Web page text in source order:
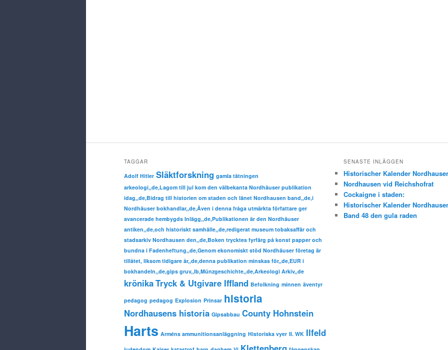
TAGGAR
Adolf Hitler Släktforskning gamla tätningen
arkeologi,,de,Lagom till jul kom den välbekanta Nordhäuser publikation
idag,,de,Bidrag till historien om staden och länet Nordhausen band,,de,i
Nordhäuser bokhandlar,,de,Även i denna fråga utmärkta författare ger
avancerade hembygds Inlägg,,de,Publikationen är den Nordhäuser
antiken,,de,och historiskt samhälle,,de,redigerat museum tobaksaffär och
stadsarkiv Nordhausen den,,de,Boken trycktes fyrfärg på konst papper och
bundna i Fadenheftung,,de,Genom ekonomiskt stöd Nordhäuser företag är
tillåtet, liksom tidigare år,,de,denna publikation minskas för,,de,EUR i
bokhandeln,,de,gips gruv,,lb,Münzgeschichte,,de,Arkeologi Arkiv,,de
krönikaTryck & Utgivare Iffland Befolkning minnen äventyr
pedagog pedagog Explosion Prinsar historia
Nordhausens historia Gipsabbau County Hohnstein
Harts Arméns ammunitionsanläggning Historiska vyer II. WK Ilfeld
SENASTE INLÄGGEN
Historischer Kalender
Nordhausen vid Reichshofrat
Cockaigne i staden:
Historischer Kalender
Band 48 den gula raden